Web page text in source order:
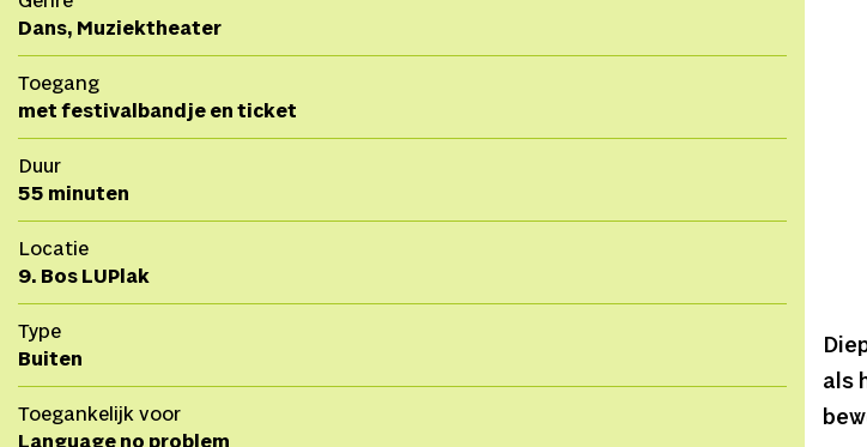
Dans, Muziektheater
Toegang
met festivalbandje en ticket
Duur
55 minuten
Locatie
9. Bos LUPlak
Type
Buiten
Toegankelijk voor
Language no problem
als